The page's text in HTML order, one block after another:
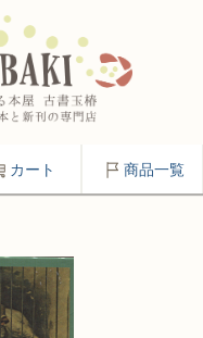
カート 商品一覧